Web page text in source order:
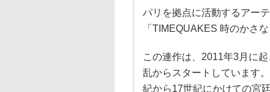
パリを拠点に活動するアー
「TIMEQUAKES 時のかさ
この連作は、2011年3月に
乱からスタートしています
紀から17世紀にかけての宮